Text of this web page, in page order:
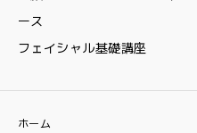
ース
フェイシャル基礎講座
ホーム